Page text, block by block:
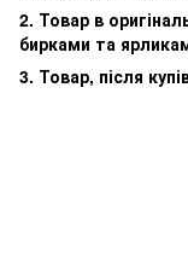
2. Товар в
бирками та
3. Товар, після